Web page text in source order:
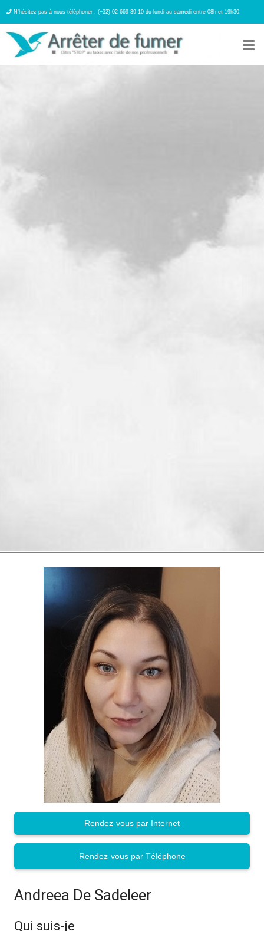
N’hésitez pas à nous téléphoner : (+32) 02 669 39 10 du lundi au samedi entre 08h et 19h30.
Andreea De Sadeleer
Qui suis-je
Rendez-vous par Internet
Rendez-vous par Téléphone